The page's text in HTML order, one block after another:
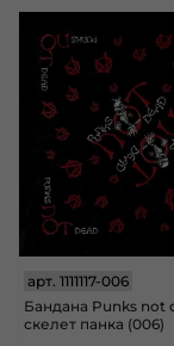
арт. 1111117-006
Бандана Punks not
скелет панка (006)